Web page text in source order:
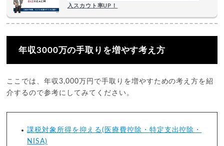
入スカウト率UP！
年収3000万の手取りを増やす考え方
ここでは、年収3,000万円で手取りを増やすための考え方を紹
介するので参考にしてみてください。
課税対象所得を抑える(医療費控除・特定支出控除・
NISA)